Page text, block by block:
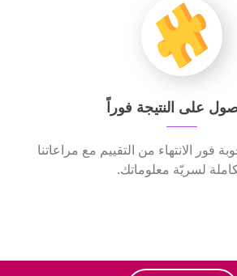
على النتيجة فوراً
فور الانتهاء من التقييم مع مراعاتنا
لسريّة معلوماتك.